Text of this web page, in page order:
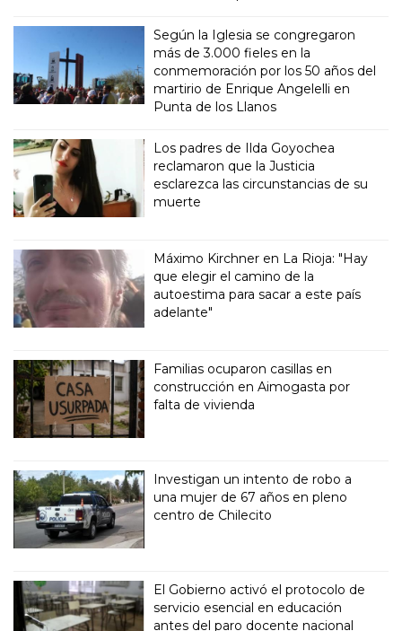
Según la Iglesia se congregaron
más de 3.000 fieles en la
conmemoración por los 50 años del
martirio de Enrique Angelelli en
Punta de los Llanos
Los padres de Ilda Goyochea
reclamaron que la Justicia
esclarezca las circunstancias de su
muerte
Máximo Kirchner en La Rioja: "Hay
que elegir el camino de la
autoestima para sacar a este país
adelante"
Familias ocuparon casillas en
construcción en Aimogasta por
falta de vivienda
Investigan un intento de robo a
una mujer de 67 años en pleno
centro de Chilecito
El Gobierno activó el protocolo de
servicio esencial en educación
antes del paro docente nacional